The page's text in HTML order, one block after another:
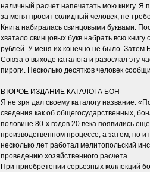
наличный расчет напечатать мою книгу. Я
за меня просит солидный человек, не
Книга набиралась свинцовыми буквами.
хватало свинцовых букв набрать всю
рублей. У меня их конечно не было. Затем
Союза о выходе каталога и разослал эту
пироги. Несколько десятков человек
ВТОРОЕ ИЗДАНИЕ КАТАЛОГА БОН
Я не зря дал своему каталогу название:
сведения как об общегосударственных,
половине 80-х годов 20 века появились
производственном процессе, а затем, по
несколько лет работал мелитопольский
проведению хозяйственного расчета.
При приобретении серьезных коллекций